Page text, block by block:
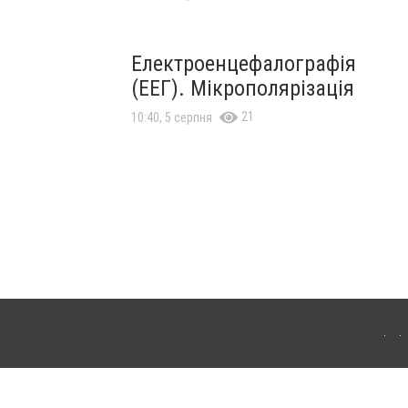
Електроенцефалографія
(ЕЕГ). Мікрополярізація
10:40, 5 серпня 21